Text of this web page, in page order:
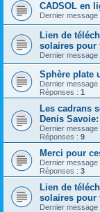
CADSOL en
Dernier message
Lien de
solaires pour
Dernier message
Sphère plate
Dernier message
Réponses : 1
Les cadrans
Denis
Dernier message
Réponses : 9
Merci pour
Dernier message
Réponses : 3
Lien de
solaires pour
Dernier message